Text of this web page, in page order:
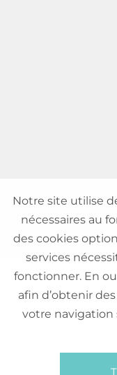
Notre site utilise
nécessaires au
des cookies
services
fonctionner. En
afin d’obtenir
votre navigation